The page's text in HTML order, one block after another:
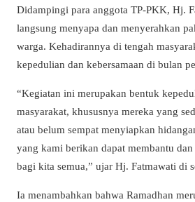
Didampingi para anggota TP-PKK, Hj.
langsung menyapa dan menyerahkan
warga. Kehadirannya di tengah
kepedulian dan kebersamaan di bulan
“Kegiatan ini merupakan bentuk
masyarakat, khususnya mereka yang
atau belum sempat menyiapkan
yang kami berikan dapat membantu
bagi kita semua,” ujar Hj. Fatmawati di
Ia menambahkan bahwa Ramadhan